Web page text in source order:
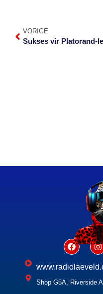
VORIGE
Shop G5A, Riverside